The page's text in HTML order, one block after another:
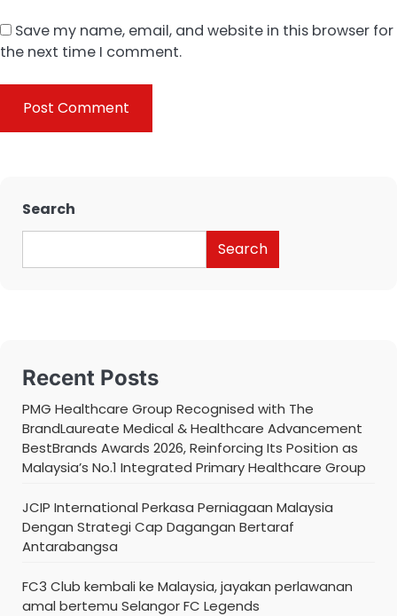
Save my name, email, and website in this browser for
the next time I comment.
Search
Search
Recent Posts
PMG Healthcare Group Recognised with The
BrandLaureate Medical & Healthcare Advancement
BestBrands Awards 2026, Reinforcing Its Position as
Malaysia’s No.1 Integrated Primary Healthcare Group
JCIP International Perkasa Perniagaan Malaysia
Dengan Strategi Cap Dagangan Bertaraf
Antarabangsa
FC3 Club kembali ke Malaysia, jayakan perlawanan
amal bertemu Selangor FC Legends